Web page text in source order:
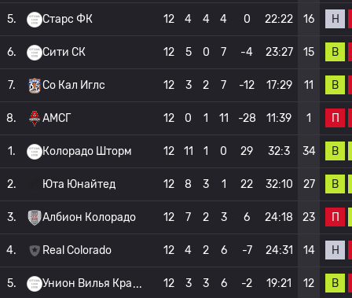
5. Старс ФК 12 4 4 4 0 22:22 16 Н
6. Сити СК 12 5 0 7 -4 23:27 15 В
7. Со Кал Иглс 12 3 2 7 -12 17:29 11 В
8. АМСГ 12 0 1 11 -28 11:39 1 П
1. Колорадо Шторм 12 11 1 0 29 32:3 34 В
2. Юта Юнайтед 12 8 3 1 22 32:10 27 В
3. Албион Колорадо 12 7 2 3 6 24:18 23 П
4. Real Colorado 12 4 2 6 -7 24:31 14 Н
5. Унион Вилья Кра 12 3 3 6 -2 19:21 12 В